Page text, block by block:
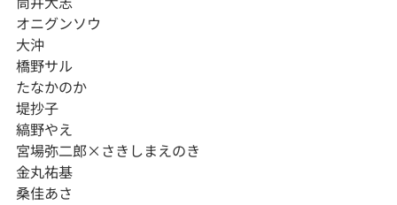
オニグンソウ
大沖
橋野サル
たなかのか
堤抄子
縞野やえ
宮場弥二郎×さきしまえのき
金丸祐基
桑佳あさ